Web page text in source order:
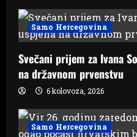
i
o
n
Samo Hercegovina
Svečani prijem za Ivana
na državnom prvenstvu
6 kolovoza, 2026
Samo Hercegovina